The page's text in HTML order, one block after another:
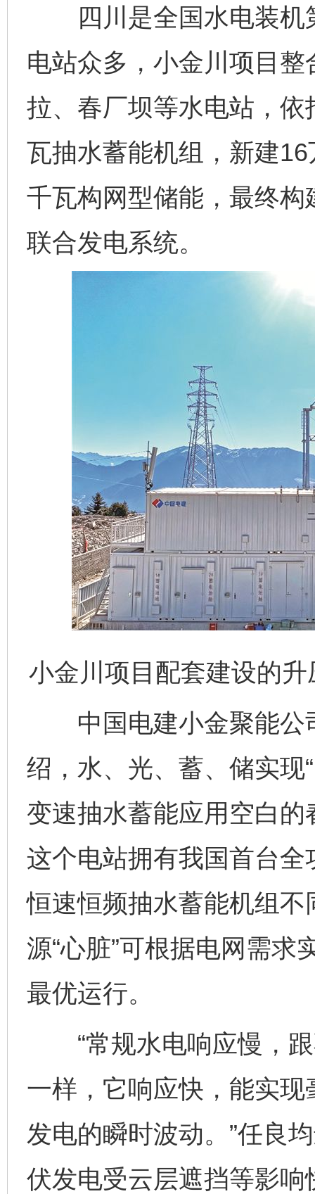
四川是全国水电装机
电站众多，小金川项目
拉、春厂坝等水电站，
瓦抽水蓄能机组，新建
千瓦构网型储能，最终
联合发电系统。
小金川项目配套建设的
中国电建小金聚能公
绍，水、光、蓄、储实现
变速抽水蓄能应用空白
这个电站拥有我国首台
恒速恒频抽水蓄能机组
源“心脏”可根据电网需求
最优运行。
“常规水电响应慢，跟
一样，它响应快，能实
发电的瞬时波动。”任良
伏发电受云层遮挡等影